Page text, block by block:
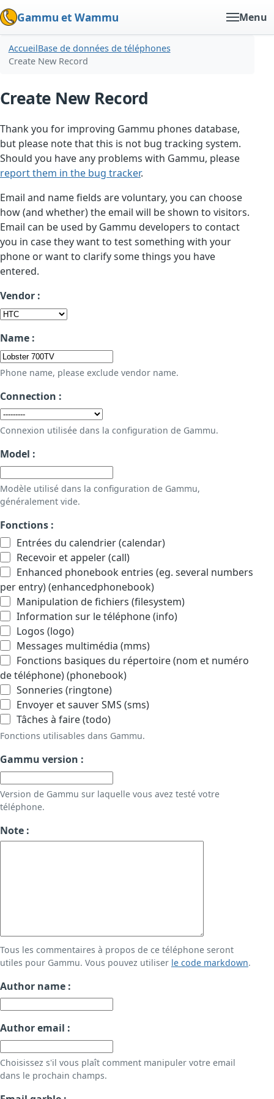
Gammu et Wammu Menu
AccueilBase de données de téléphones
Create New Record
Create New Record
Thank you for improving Gammu phones database,
but please note that this is not bug tracking system.
Should you have any problems with Gammu, please
report them in the bug tracker.
Email and name fields are voluntary, you can choose
how (and whether) the email will be shown to visitors.
Email can be used by Gammu developers to contact
you in case they want to test something with your
phone or want to clarify some things you have
entered.
Vendor :
Name :
Phone name, please exclude vendor name.
Connection :
Connexion utilisée dans la configuration de Gammu.
Model :
Modèle utilisé dans la configuration de Gammu,
généralement vide.
Fonctions :
Entrées du calendrier (calendar)
Recevoir et appeler (call)
Enhanced phonebook entries (eg. several numbers
per entry) (enhancedphonebook)
Manipulation de fichiers (filesystem)
Information sur le téléphone (info)
Logos (logo)
Messages multimédia (mms)
Fonctions basiques du répertoire (nom et numéro
de téléphone) (phonebook)
Sonneries (ringtone)
Envoyer et sauver SMS (sms)
Tâches à faire (todo)
Fonctions utilisables dans Gammu.
Gammu version :
Version de Gammu sur laquelle vous avez testé votre
téléphone.
Note :
Tous les commentaires à propos de ce téléphone seront
utiles pour Gammu. Vous pouvez utiliser le code markdown.
Author name :
Author email :
Choisissez s'il vous plaît comment manipuler votre email
dans le prochain champs.